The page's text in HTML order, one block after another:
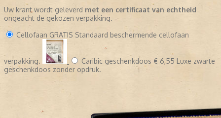
Uw krant wordt geleverd met een certificaat van echtheid
ongeacht de gekozen verpakking.
Cellofaan GRATIS Standaard beschermende cellofaan
verpakking. Caribic geschenkdoos € 6,55 Luxe zwarte
geschenkdoos zonder opdruk.